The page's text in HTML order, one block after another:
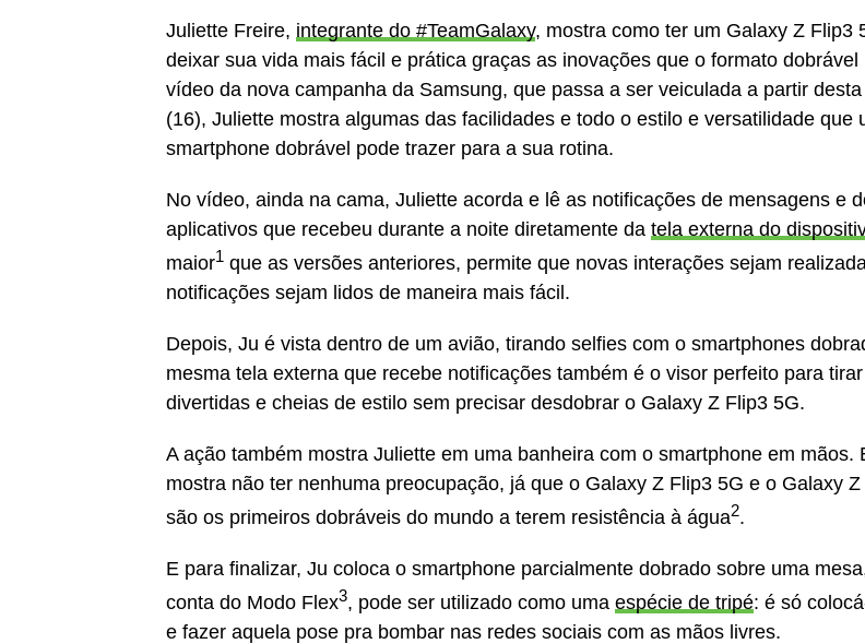
Juliette Freire, integrante do #TeamGalaxy, mostra como ter um Galaxy Z Flip3
deixar sua vida mais fácil e prática graças as inovações que o formato dobrável
vídeo da nova campanha da Samsung, que passa a ser veiculada a partir
(16), Juliette mostra algumas das facilidades e todo o estilo e versatilidade que
smartphone dobrável pode trazer para a sua rotina.
No vídeo, ainda na cama, Juliette acorda e lê as notificações de mensagens e
aplicativos que recebeu durante a noite diretamente da tela externa do
maior1 que as versões anteriores, permite que novas interações sejam
notificações sejam lidos de maneira mais fácil.
Depois, Ju é vista dentro de um avião, tirando selfies com o smartphones
mesma tela externa que recebe notificações também é o visor perfeito para
divertidas e cheias de estilo sem precisar desdobrar o Galaxy Z Flip3 5G.
A ação também mostra Juliette em uma banheira com o smartphone em mãos.
mostra não ter nenhuma preocupação, já que o Galaxy Z Flip3 5G e o Galaxy
são os primeiros dobráveis do mundo a terem resistência à água2.
E para finalizar, Ju coloca o smartphone parcialmente dobrado sobre uma
conta do Modo Flex3, pode ser utilizado como uma espécie de tripé: é só
e fazer aquela pose pra bombar nas redes sociais com as mãos livres.